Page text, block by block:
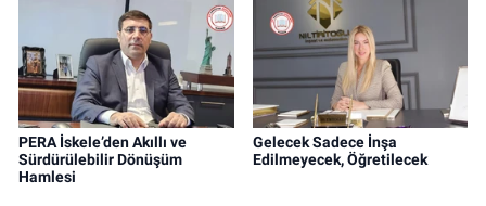
PERA İskele’den Akıllı ve
Sürdürülebilir Dönüşüm
Hamlesi
Gelecek Sadece İnşa
Edilmeyecek, Öğretilecek